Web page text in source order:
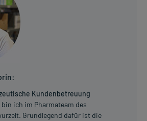
Kundenbetreuung
ich im Pharmateam des
Grundlegend dafür ist die